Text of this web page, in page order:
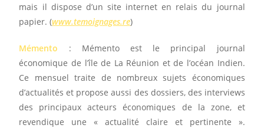
mais il dispose d’un site internet en relais du journal
papier. (www.temoignages.re)
Mémento
: Mémento est le principal journal
économique de l’île de La Réunion et de l’océan Indien.
Ce mensuel traite de nombreux sujets économiques
d’actualités et propose aussi des dossiers, des interviews
des principaux acteurs économiques de la zone, et
revendique une « actualité claire et pertinente ».